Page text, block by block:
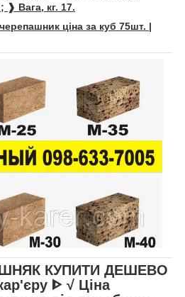
❱ Вага, кг. 17.
черепашник ціна за куб 75шт. |
КУПИТИ ДЕШЕВО
ᐈ √ Ціна